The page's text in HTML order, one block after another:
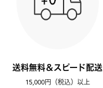
送料無料＆スピード配送
15,000円（税込）以上